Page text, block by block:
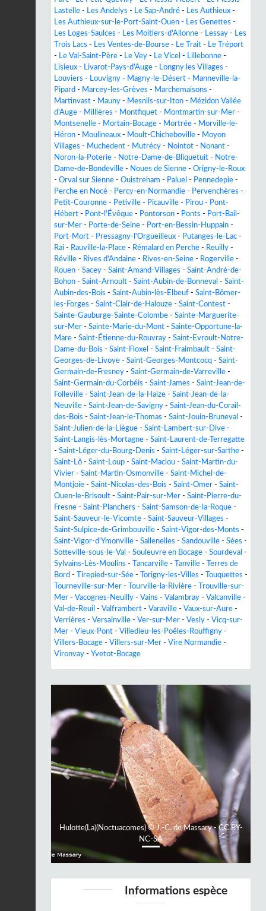
Lastelle - Les Andelys - Le Sap-André - Les Authieux -
Les Authieux-sur-le-Port-Saint-Ouen - Les Genettes -
Les Loges-Saulces - Les Moitiers-d'Allonne - Lessay - Les
Trois Lacs - Les Ventes-de-Bourse - Le Trait - Le Tréport
- Le Val-Saint-Père - Le Vey - Le Vicel - Lillebonne -
Lisieux - Livarot-Pays-d'Auge - Longny les Villages -
Louviers - Louvigny - Magny-le-Désert - Manneville-la-
Pipard - Marcey-les-Grèves - Marchemaisons -
Martinvast - Mauny - Mesnils-sur-Iton - Mézidon Vallée
d'Auge - Millières - Montfiquet - Montmartin-sur-Mer -
Montsenelle - Mortain-Bocage - Mortrée - Morville-le-
Héron - Moulineaux - Moult-Chicheboville - Moyon
Villages - Muchedent - Mutrécy - Nointot - Nonant -
Noron-la-Poterie - Notre-Dame-de-Bliquetuit - Notre-
Dame-de-Bondeville - Noues de Sienne - Origny-le-Roux
- Orval sur Sienne - Ouistreham - Paluel - Pennedepie -
Perche en Nocé - Percy-en-Normandie - Pervenchères -
Petit-Couronne - Petiville - Picauville - Pirou - Pont-
Hébert - Pont-l'Évêque - Pontorson - Ponts - Port-Bail-
sur-Mer - Porte-de-Seine - Port-en-Bessin-Huppain -
Port-Mort - Pressagny-l'Orgueilleux - Putanges-le-Lac -
Rai - Rauville-la-Place - Rémalard en Perche - Reuilly -
Réville - Rives d'Andaine - Rives-en-Seine - Rogerville -
Rouen - Sacey - Saint-Amand-Villages - Saint-André-de-
Bohon - Saint-Arnoult - Saint-Aubin-de-Bonneval - Saint-
Aubin-des-Bois - Saint-Aubin-lès-Elbeuf - Saint-Bômer-
les-Forges - Saint-Clair-de-Halouze - Saint-Contest -
Sainte-Gauburge-Sainte-Colombe - Sainte-Marguerite-
sur-Mer - Sainte-Marie-du-Mont - Sainte-Opportune-la-
Mare - Saint-Étienne-du-Rouvray - Saint-Evroult-Notre-
Dame-du-Bois - Saint-Floxel - Saint-Fraimbault - Saint-
Georges-de-Livoye - Saint-Georges-Montcocq - Saint-
Germain-de-Fresney - Saint-Germain-de-Varreville -
Saint-Germain-du-Corbéis - Saint-James - Saint-Jean-de-
Folleville - Saint-Jean-de-la-Haize - Saint-Jean-de-la-
Neuville - Saint-Jean-de-Savigny - Saint-Jean-du-Corail-
des-Bois - Saint-Jean-le-Thomas - Saint-Jouin-Bruneval -
Saint-Julien-de-la-Liègue - Saint-Lambert-sur-Dive -
Saint-Langis-lès-Mortagne - Saint-Laurent-de-Terregatte
- Saint-Léger-du-Bourg-Denis - Saint-Léger-sur-Sarthe -
Saint-Lô - Saint-Loup - Saint-Maclou - Saint-Martin-du-
Vivier - Saint-Martin-Osmonville - Saint-Michel-de-
Montjoie - Saint-Nicolas-des-Bois - Saint-Omer - Saint-
Ouen-le-Brisoult - Saint-Pair-sur-Mer - Saint-Pierre-du-
Fresne - Saint-Planchers - Saint-Samson-de-la-Roque -
Saint-Sauveur-le-Vicomte - Saint-Sauveur-Villages -
Saint-Sulpice-de-Grimbouville - Saint-Vigor-des-Monts -
Saint-Vigor-d'Ymonville - Sallenelles - Sandouville - Sées -
Sotteville-sous-le-Val - Souleuvre en Bocage - Sourdeval -
Sylvains-Lès-Moulins - Tancarville - Tanville -
Terres de
Bord - Tirepied-sur-Sée - Torigny-les-Villes - Touquettes -
Tourneville-sur-Mer - Tourville-la-Rivière -
Trouville-sur-
Mer - Vacognes-Neuilly - Vains - Valambray - Valcanville -
Val-de-Reuil - Valframbert - Varaville - Vaux-sur-Aure -
Verrières - Versainville - Ver-sur-Mer - Vesly - Vicq-sur-
Mer - Vieux-Pont - Villedieu-les-Poêles-Rouffigny -
Villers-Bocage - Villers-sur-Mer - Vire Normandie -
Vironvay - Yvetot-Bocage
Hulotte(La)(Noctuacomes) © J.-C. de Massary - CC BY-
NC-SA
Previous Next
Informations espèce